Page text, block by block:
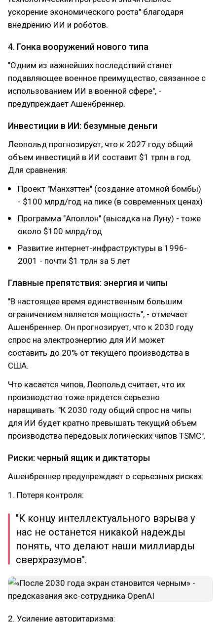
ускорение экономического роста" благодаря
внедрению ИИ и роботов.
4. Гонка вооружений нового типа
"Одним из важнейших последствий станет
подавляющее военное преимущество, связанное с
использованием ИИ в военной сфере", -
предупреждает Ашенбреннер.
Инвестиции в ИИ: безумные деньги
Леопольд прогнозирует, что к 2027 году общий
объем инвестиций в ИИ составит $1 трлн в год.
Для сравнения:
Проект "Манхэттен" (создание атомной бомбы)
- $100 млрд/год на пике (в современных ценах)
Программа "Аполлон" (высадка на Луну) - тоже
около $100 млрд/год
Развитие интернет-инфраструктуры в 1996-
2001 - почти $1 трлн за 5 лет
Главные препятствия: энергия и чипы
"В настоящее время единственным большим
ограничением является мощность", - отмечает
Ашенбреннер. Он прогнозирует, что к 2030 году
спрос на электроэнергию для ИИ может
составить до 20% от текущего производства в
США.
Что касается чипов, Леопольд считает, что их
производство тоже придется серьезно
наращивать: "К 2030 году общий спрос на чипы
для ИИ будет кратно превышать текущий объем
производства передовых логических чипов TSMC".
Риски: черный ящик и диктаторы
Ашенбреннер предупреждает о серьезных рисках:
1. Потеря контроля:
"К концу интеллектуального взрыва у
нас не останется никакой надежды
понять, что делают наши миллиарды
сверхразумов".
2. Усиление авторитаризма: